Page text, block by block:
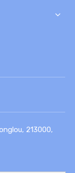
213000,